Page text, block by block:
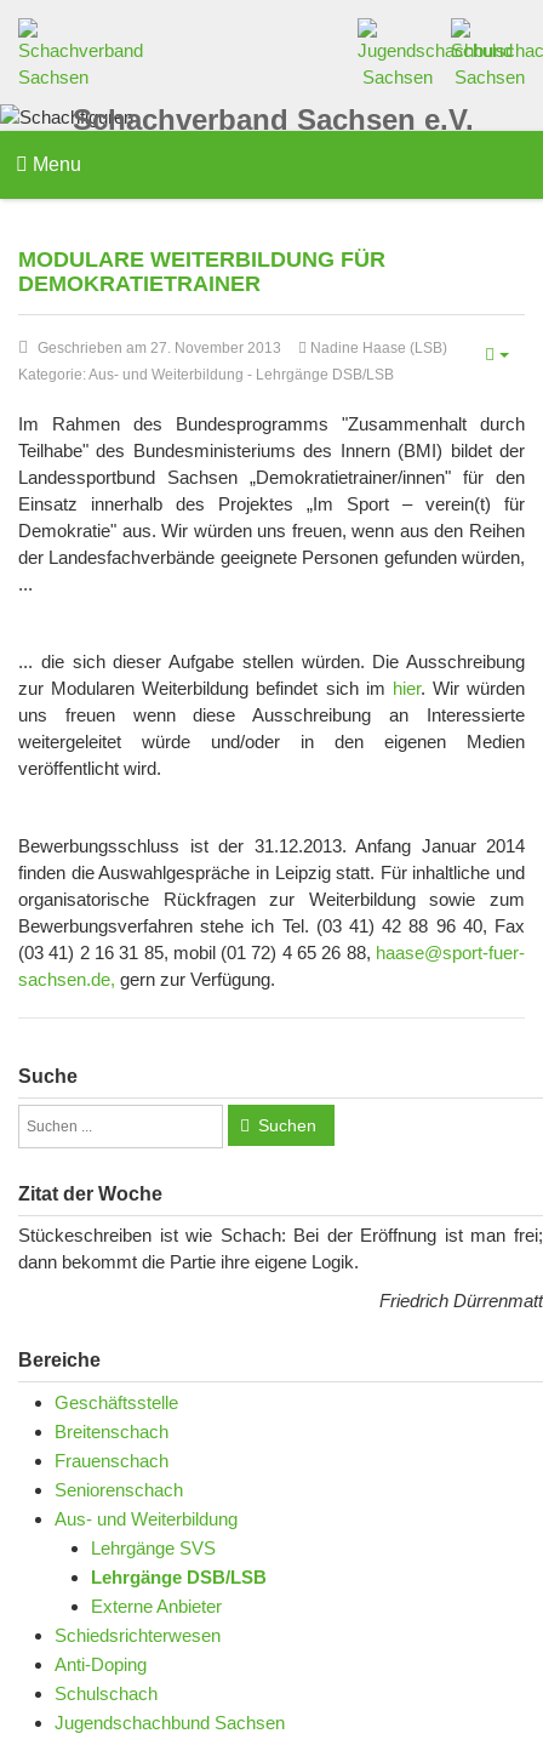
Schachverband Sachsen e.V.
Menu
MODULARE WEITERBILDUNG FÜR
DEMOKRATIETRAINER
Geschrieben am 27. November 2013
Nadine Haase (LSB)
Kategorie:Aus- und Weiterbildung - Lehrgänge DSB/LSB
Im Rahmen des Bundesprogramms "Zusammenhalt durch
Teilhabe" des Bundesministeriums des Innern (BMI) bildet der
Landessportbund Sachsen „Demokratietrainer/innen" für den
Einsatz innerhalb des Projektes „Im Sport – verein(t) für
Demokratie" aus. Wir würden uns freuen, wenn aus den Reihen
der Landesfachverbände geeignete Personen gefunden würden,
...
... die sich dieser Aufgabe stellen würden. Die Ausschreibung
zur Modularen Weiterbildung befindet sich im hier. Wir würden
uns freuen wenn diese Ausschreibung an Interessierte
weitergeleitet würde und/oder in den eigenen Medien
veröffentlicht wird.
Bewerbungsschluss ist der 31.12.2013. Anfang Januar 2014
finden die Auswahlgespräche in Leipzig statt. Für inhaltliche und
organisatorische Rückfragen zur Weiterbildung sowie zum
Bewerbungsverfahren stehe ich Tel. (03 41) 42 88 96 40, Fax
(03 41) 2 16 31 85, mobil (01 72) 4 65 26 88, haase@sport-fuer-
sachsen.de, gern zur Verfügung.
Suche
Suchen
Zitat der Woche
Stückeschreiben ist wie Schach: Bei der Eröffnung ist man frei;
dann bekommt die Partie ihre eigene Logik.
Friedrich Dürrenmatt
Bereiche
Geschäftsstelle
Breitenschach
Frauenschach
Seniorenschach
Aus- und Weiterbildung
Lehrgänge SVS
Lehrgänge DSB/LSB
Externe Anbieter
Schiedsrichterwesen
Anti-Doping
Schulschach
Jugendschachbund Sachsen